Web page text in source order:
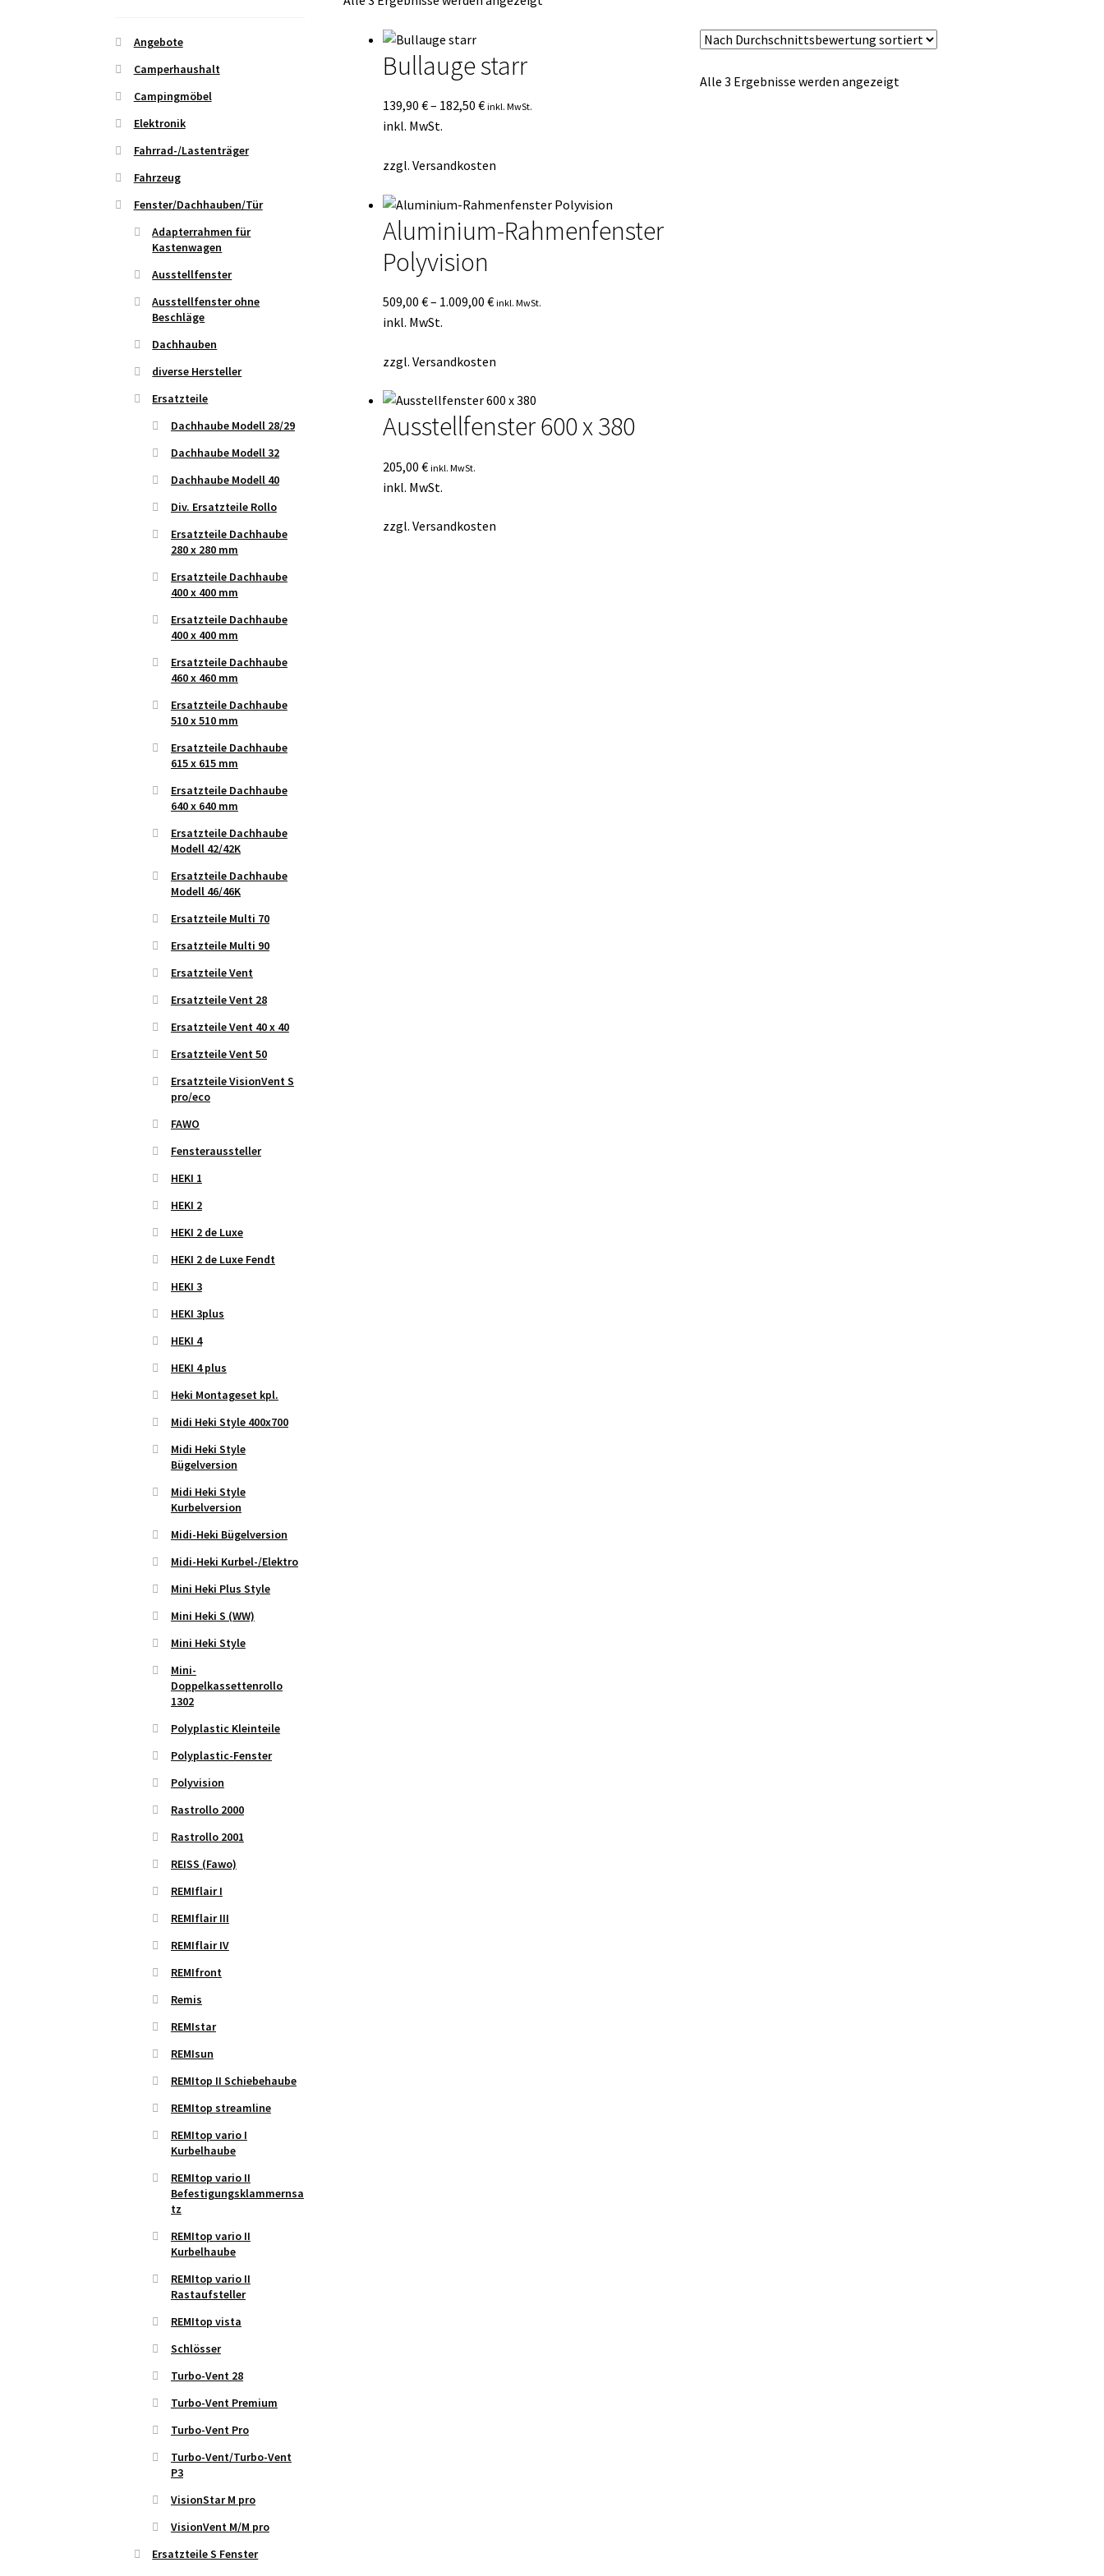
Bullauge starr
139,90 €– 182,50 € inkl. MwSt.
inkl. MwSt.
zzgl. Versandkosten
Aluminium-Rahmenfenster
Polyvision
509,00 €– 1.009,00 € inkl. MwSt.
inkl. MwSt.
zzgl. Versandkosten
Ausstellfenster 600 x 380
205,00 € inkl. MwSt.
inkl. MwSt.
zzgl. Versandkosten
Alle 3 Ergebnisse werden angezeigtNach
Angebote
Camperhaushalt
Campingmöbel
Elektronik
Fahrrad-/Lastenträger
Fahrzeug
Fenster/Dachhauben/Tür
Adapterrahmen für
Kastenwagen
Ausstellfenster
Ausstellfenster ohne
Beschläge
Dachhauben
diverse Hersteller
Ersatzteile
Dachhaube Modell 28/29
Dachhaube Modell 32
Dachhaube Modell 40
Div. Ersatzteile Rollo
Ersatzteile Dachhaube
280 x 280 mm
Ersatzteile Dachhaube
400 x 400 mm
Ersatzteile Dachhaube
400 x 400 mm
Ersatzteile Dachhaube
460 x 460 mm
Ersatzteile Dachhaube
510 x 510 mm
Ersatzteile Dachhaube
615 x 615 mm
Ersatzteile Dachhaube
640 x 640 mm
Ersatzteile Dachhaube
Modell 42/42K
Ersatzteile Dachhaube
Modell 46/46K
Ersatzteile Multi 70
Ersatzteile Multi 90
Ersatzteile Vent
Ersatzteile Vent 28
Ersatzteile Vent 40 x 40
Ersatzteile Vent 50
Ersatzteile VisionVent S
pro/eco
FAWO
Fensteraussteller
HEKI 1
HEKI 2
HEKI 2 de Luxe
HEKI 2 de Luxe Fendt
HEKI 3
HEKI 3plus
HEKI 4
HEKI 4 plus
Heki Montageset kpl.
Midi Heki Style 400x700
Midi Heki Style
Bügelversion
Midi Heki Style
Kurbelversion
Midi-Heki Bügelversion
Midi-Heki Kurbel-/Elektro
Mini Heki Plus Style
Mini Heki S (WW)
Mini Heki Style
Mini-
Doppelkassettenrollo
1302
Polyplastic Kleinteile
Polyplastic-Fenster
Polyvision
Rastrollo 2000
Rastrollo 2001
REISS (Fawo)
REMIflair I
REMIflair III
REMIflair IV
REMIfront
Remis
REMIstar
REMIsun
REMItop II Schiebehaube
REMItop streamline
REMItop vario I
Kurbelhaube
REMItop vario II
Befestigungsklammernsa
tz
REMItop vario II
Kurbelhaube
REMItop vario II
Rastaufsteller
REMItop vista
Schlösser
Turbo-Vent 28
Turbo-Vent Premium
Turbo-Vent Pro
Turbo-Vent/Turbo-Vent
P3
VisionStar M pro
VisionVent M/M pro
Ersatzteile S Fenster